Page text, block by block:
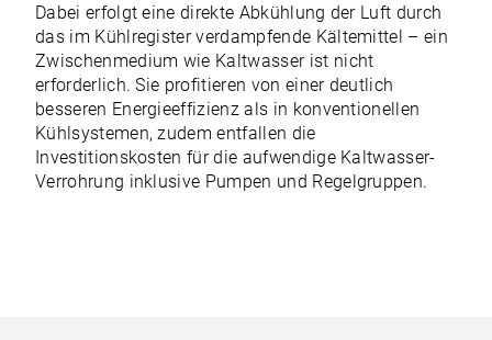
Dabei erfolgt eine direkte Abkühlung der Luft durch
das im Kühlregister verdampfende Kältemittel – ein
Zwischenmedium wie Kaltwasser ist nicht
erforderlich. Sie profitieren von einer deutlich
besseren Energieeffizienz als in konventionellen
Kühlsystemen, zudem entfallen die
Investitionskosten für die aufwendige Kaltwasser-
Verrohrung inklusive Pumpen und Regelgruppen.